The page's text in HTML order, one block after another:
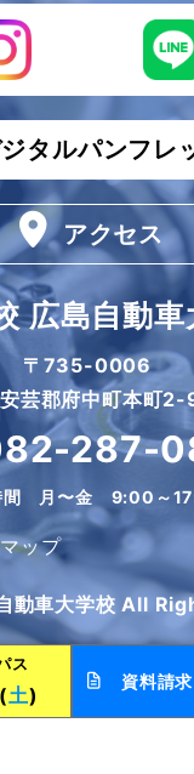
タルパンフレ
アクセス
広島自動車
〒735-0006
芸郡府中町本町
287-
間 月〜金 9:00～
ップ
動車大学校 All
ス
土)
資料請求